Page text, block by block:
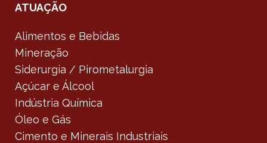
ATUAÇÃO
Alimentos e Bebidas
Mineração
Siderurgia / Pirometalurgia
Açúcar e Álcool
Indústria Química
Óleo e Gás
Cimento e Minerais Industriais